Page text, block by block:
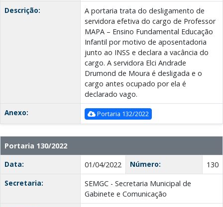
Descrição:
A portaria trata do desligamento de
servidora efetiva do cargo de Professor
MAPA – Ensino Fundamental Educação
Infantil por motivo de aposentadoria
junto ao INSS e declara a vacância do
cargo. A servidora Elci Andrade
Drumond de Moura é desligada e o
cargo antes ocupado por ela é
declarado vago.
Anexo:
Portaria 132/2022
Portaria 130/2022
Data:
01/04/2022 Número:
130
Secretaria:
SEMGC - Secretaria Municipal de
Gabinete e Comunicação